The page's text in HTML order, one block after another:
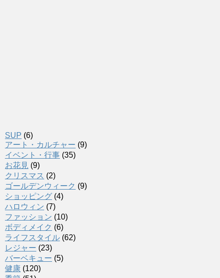
SUP (6)
アート・カルチャー (9)
イベント・行事 (35)
お花見 (9)
クリスマス (2)
ゴールデンウィーク (9)
ショッピング (4)
ハロウィン (7)
ファッション (10)
ボディメイク (6)
ライフスタイル (62)
レジャー (23)
バーベキュー (5)
健康 (120)